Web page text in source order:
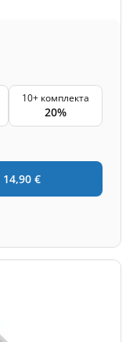
10+ комплекта
20%
14,90 €